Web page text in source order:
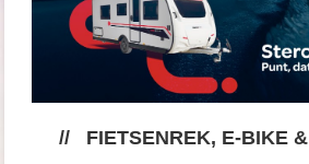
// FIETSENREK, E-BIKE &